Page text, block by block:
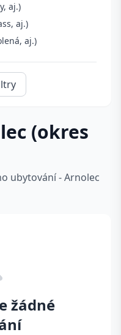
aj.)
aj.)
aj.)
(okres
ubytování - Arnolec
žádné